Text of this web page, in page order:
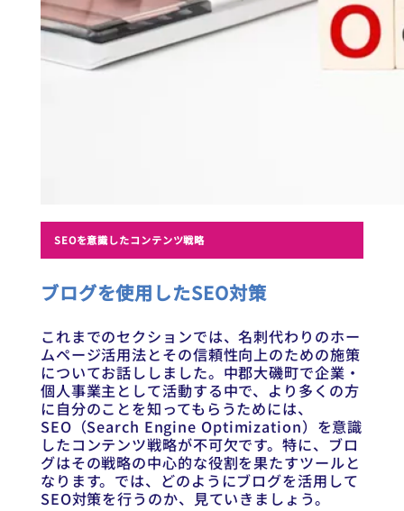
SEOを意識したコンテンツ戦略
ブログを使用したSEO対策
これまでのセクションでは、名刺代わりのホー
ムページ活用法とその信頼性向上のための施策
についてお話ししました。中郡大磯町で企業・
個人事業主として活動する中で、より多くの方
に自分のことを知ってもらうためには、
SEO（Search Engine Optimization）を意識
したコンテンツ戦略が不可欠です。特に、ブロ
グはその戦略の中心的な役割を果たすツールと
なります。では、どのようにブログを活用して
SEO対策を行うのか、見ていきましょう。